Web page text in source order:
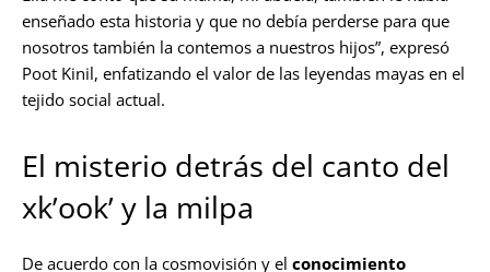
enseñado esta historia y que no debía perderse para que
nosotros también la contemos a nuestros hijos”, expresó
Poot Kinil, enfatizando el valor de las leyendas mayas en el
tejido social actual.
El misterio detrás del canto del
xk’ook’ y la milpa
De acuerdo con la cosmovisión y el conocimiento